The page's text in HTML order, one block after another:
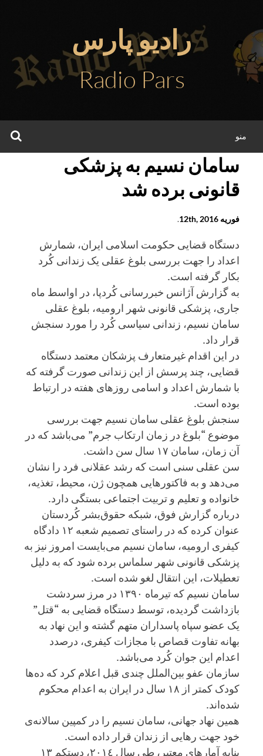
محتوا
رادیو پارس
Radio Pars
منو
سامان نسیم به پزشکی
قانونی برده شد
فوریه 12th, 2016 .
دستگاه قضایی حکومت اسلامی ایران، شمارش
اعداد را جهت بررسی بلوغ عقلی یک زندانی کُرد
بکار گرفته است.
به گزارش آژانس خبررسانی کُردپا، در اواسط ماه
جاری، پزشکی قانونی شهر ارومیه، بلوغ عقلی
سامان نسیم، زندانی سیاسی کُرد را مورد سنجش
قرار داد.
در این اقدام غیرمتعارف پزشکان معتمد دستگاه
قضایی، چند پرسش از این زندانی صورت گرفته که
با شمارش اعداد و اسامی روزهای هفته در ارتباط
بوده است.
سنجش بلوغ عقلی سامان نسیم جهت بررسی
موضوع “بلوغ در زمان ارتکاب جرم” می‌باشد که در
آن زمان، سامان ١٧ سال سن داشت.
سن عقلی سنی است که رشد عقلانی فرد را نشان
می‌دهد و به فاکتورهایی همچون ژن، محیط، تغذیه،
خانواده و تعلیم و تربیت اجتماعی بستگی دارد.
درباره گزارش فوق، شبکه حقوق‌بشر کُردستان
عنوان کرده که در راستای تصمیم شعبه ۱۲ دادگاه
کیفری ارومیه، سامان نسیم می‌بایست امروز نیز به
پزشکی قانونی شهر سلماس برده شود که به دلیل
تعطیلات، این انتقال لغو شده است.
سامان نسیم که تیرماه ١٣٩٠ در مرز سردشت
بازداشت گردیده، توسط دستگاه قضایی به “قتل”
یک عضو سپاه پاسداران متهم گشته و این نهاد به
بهانه تفاوت قصاص با مجازات کیفری، درصدد
اعدام این جوان کُرد می‌باشد.
سازمان عفو بین‌الملل چندی قبل اعلام کرد که ده‌ها
کودک کمتر از ١٨ سال در ایران به اعدام محکوم
شده‌اند.
همین نهاد جهانی، سامان نسیم را در کمپین سالانه‌ی
خود جهت رهایی از زندان قرار داده است.
بنابه آمارهای معتبر، طی سال ٢٠١٤، دستکم ١٣